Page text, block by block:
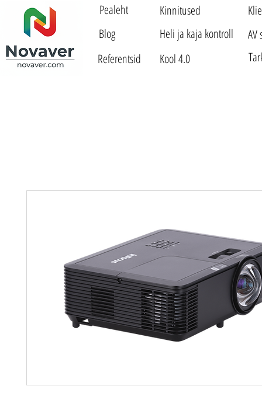
Pealeht
Blog
Referentsid
Heli ja kaja kontroll
Kinnitused
Kool 4.0